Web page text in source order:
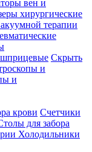
вен и
хирургические
терапии
Скрыть
и
и
крови Счетчики
для забора
Холодильники